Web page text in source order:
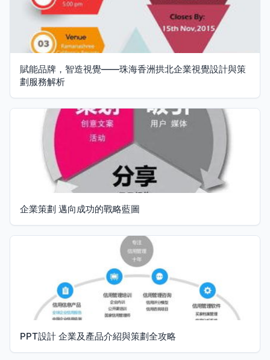
賦能品牌，智造視覺——珠海香洲拱北企業視覺設計與策
劃服務解析
企業策劃 邁向成功的戰略藍圖
PPT設計 企業及產品介紹與策劃全攻略